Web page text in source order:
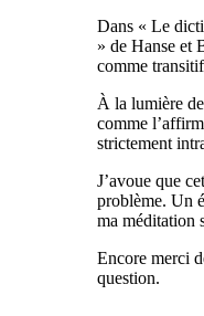
Dans « Le
» de Hanse et
comme
À la lumière
comme
strictement
J’avoue que
problème. Un
ma méditation
Encore merci
question.